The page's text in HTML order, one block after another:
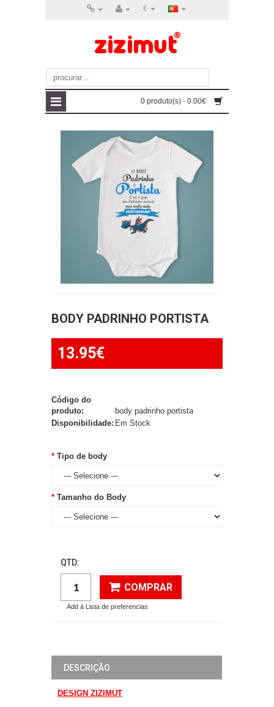
€
0 produto(s) - 0.00€
BODY PADRINHO PORTISTA
13.95€
Código do
produto:
body padrinho portista
Disponibilidade:Em Stock
Tipo de body
Tamanho do Body
QTD:
COMPRAR
Add à Lista de preferencias
DESCRIÇÃO
DESIGN ZIZIMUT